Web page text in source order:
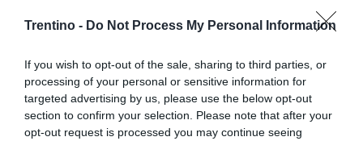
Trentino - Do Not Process My Personal Information
If you wish to opt-out of the sale, sharing to third parties, or
processing of your personal or sensitive information for
targeted advertising by us, please use the below opt-out
section to confirm your selection. Please note that after your
opt-out request is processed you may continue seeing